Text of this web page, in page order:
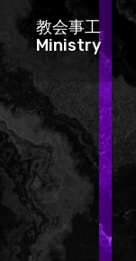
教会事工
Ministry